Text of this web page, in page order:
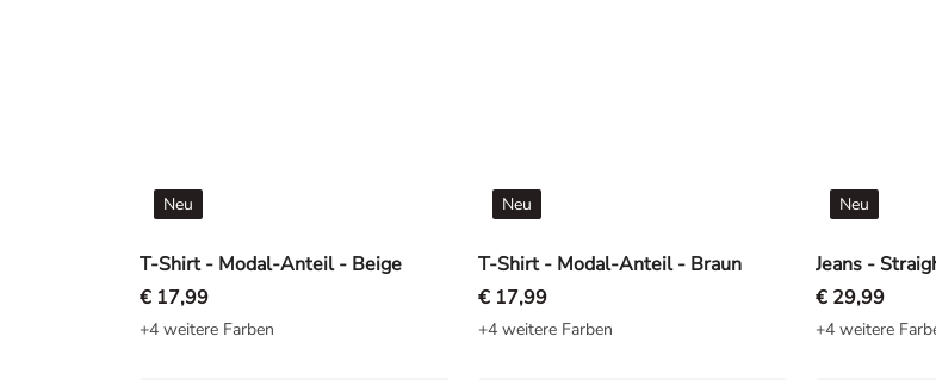
T-Shirt - Modal-Anteil - Beige
Neu
€ 17,99
+4 weitere Farben
T-Shirt - Modal-Anteil - Braun
Neu
€ 17,99
+4 weitere Farben
Jeans -
Neu
€ 29,99
+4 weitere